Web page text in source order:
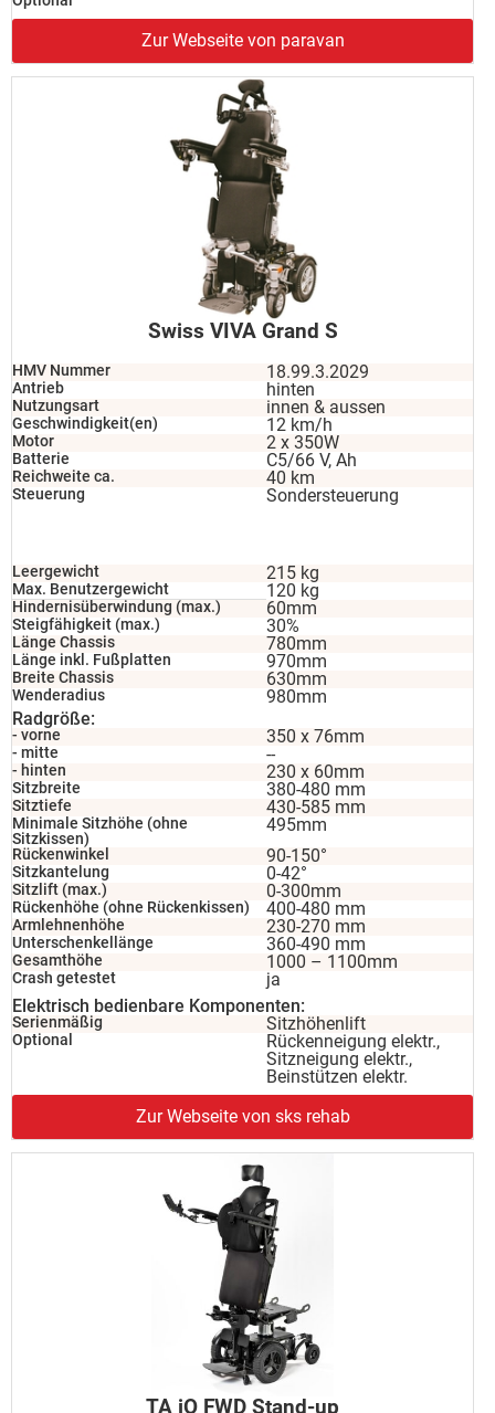
Zur Webseite von paravan
Swiss VIVA Grand S
HMV Nummer 18.99.3.2029
Antrieb hinten
Nutzungsart innen & aussen
Geschwindigkeit(en) 12 km/h
Motor 2 x 350W
Batterie C5/66 V, Ah
Reichweite ca. 40 km
Steuerung Sondersteuerung
Leergewicht 215 kg
Max. Benutzergewicht 120 kg
Hindernisüberwindung (max.) 60mm
Steigfähigkeit (max.) 30%
Länge Chassis 780mm
Länge inkl. Fußplatten 970mm
Breite Chassis 630mm
Wenderadius
980mm
Radgröße:
- vorne 350 x 76mm
- mitte --
- hinten 230 x 60mm
Sitzbreite 380-480 mm
Sitztiefe 430-585 mm
Minimale Sitzhöhe (ohne
Sitzkissen)
495mm
Rückenwinkel 90-150°
Sitzkantelung 0-42°
Sitzlift (max.) 0-300mm
Rückenhöhe (ohne Rückenkissen) 400-480 mm
Armlehnenhöhe 230-270 mm
Unterschenkellänge 360-490 mm
Gesamthöhe 1000 – 1100mm
Crash getestet
ja
Elektrisch bedienbare Komponenten:
Serienmäßig Sitzhöhenlift
Optional
Rückenneigung elektr.,
Sitzneigung elektr.,
Beinstützen elektr.
Zur Webseite von sks rehab
TA iQ FWD Stand-up